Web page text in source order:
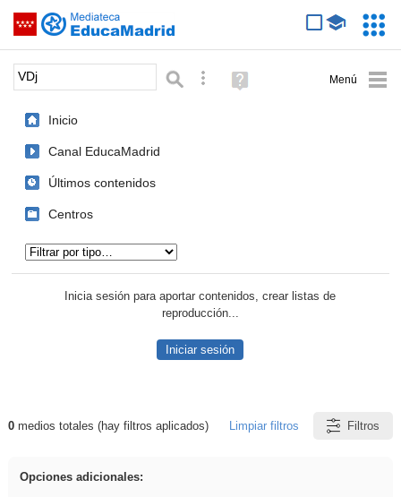
Saltar navegación
Palabra o frase: Búsqueda avanzada
Ayuda
(en
Inicio
Canal EducaMadrid
Últimos contenidos
Centros
Inicia sesión para aportar contenidos, crear listas de
reproducción...
Iniciar sesión
Resultados de: VDj
0medios totales (hay filtros aplicados) Limpiar filtros Filtros
Opciones adicionales: